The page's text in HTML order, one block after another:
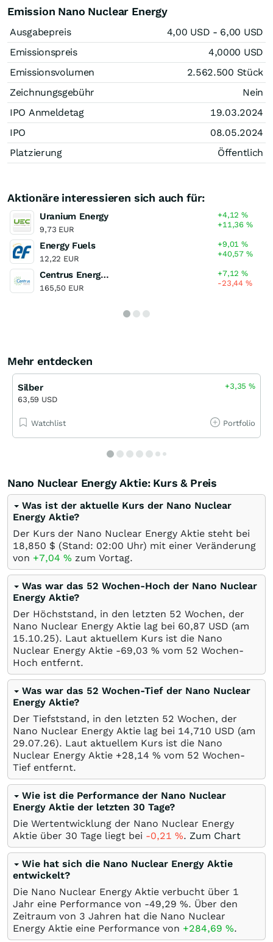
Emission Nano Nuclear Energy
Ausgabepreis 4,00 USD - 6,00 USD
Emissionspreis
4,0000 USD
Emissionsvolumen
2.562.500 Stück
Zeichnungsgebühr
Nein
IPO Anmeldetag
19.03.2024
IPO
08.05.2024
Platzierung
Öffentlich
Aktionäre interessieren sich auch für:
Uranium Energy
9,73 EUR
+4,12%
+11,36%
Energy Fuels
12,22 EUR
+9,01%
+40,57%
Centrus Energy Registered (A)
165,50 EUR
+7,12%
-23,44%
Mehr entdecken
Silber
63,59 USD
+3,35%
Watchlist Portfolio
Nano Nuclear Energy Aktie: Kurs & Preis
Was ist der aktuelle Kurs der Nano Nuclear
Energy Aktie?
Der Kurs der Nano Nuclear Energy Aktie steht bei
18,850 $ (Stand: 02:00 Uhr) mit einer Veränderung
von +7,04 % zum Vortag.
Was war das 52 Wochen-Hoch der Nano Nuclear
Energy Aktie?
Der Höchststand, in den letzten 52 Wochen, der
Nano Nuclear Energy Aktie lag bei 60,87 USD (am
15.10.25). Laut aktuellem Kurs ist die Nano
Nuclear Energy Aktie -69,03 % vom 52 Wochen-
Hoch entfernt.
Was war das 52 Wochen-Tief der Nano Nuclear
Energy Aktie?
Der Tiefststand, in den letzten 52 Wochen, der
Nano Nuclear Energy Aktie lag bei 14,710 USD (am
29.07.26). Laut aktuellem Kurs ist die Nano
Nuclear Energy Aktie +28,14 % vom 52 Wochen-
Tief entfernt.
Wie ist die Performance der Nano Nuclear
Energy Aktie der letzten 30 Tage?
Die Wertentwicklung der Nano Nuclear Energy
Aktie über 30 Tage liegt bei -0,21 %. Zum Chart
Wie hat sich die Nano Nuclear Energy Aktie
entwickelt?
Die Nano Nuclear Energy Aktie verbucht über 1
Jahr eine Performance von -49,29 %. Über den
Zeitraum von 3 Jahren hat die Nano Nuclear
Energy Aktie eine Performance von +284,69 %.